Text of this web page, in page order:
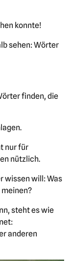
konnte!
sehen: Wörter
finden, die
nur für
nützlich.
wissen will: Was
steht es wie
anderen